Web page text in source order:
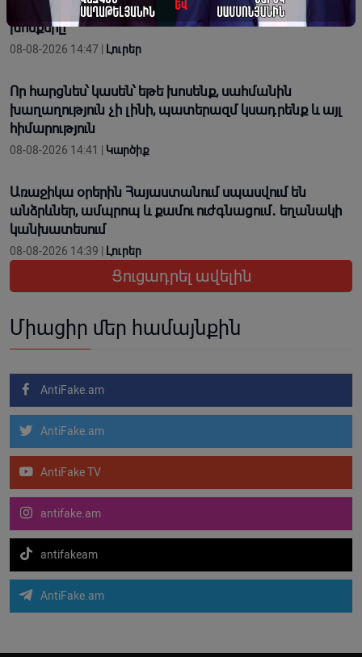
Զաքարիա Սրբազանը մեջբերել է Իսահակյանի
խոսքերը
08-08-2026 14:47 | Լուրեր
Որ հարցնես՝ կասեն՝ եթե խոսենք, սահմանին
խաղաղություն չի լինի, պատերազմ կuադրենք և այլ
հիմարnւթյուն
08-08-2026 14:41 | Կարծիք
Առաջիկա օրերին Հայաստանում սպասվում են
անձրևներ, ամպրոպ և քամու ուժգնացում․ եղանակի
կանխատեսում
08-08-2026 14:39 | Լուրեր
Ցուցադրել ավելին
Միացիր մեր համայնքին
AntiFake.am
AntiFake.am
AntiFake TV
antifake.am
antifakeam
AntiFake.am